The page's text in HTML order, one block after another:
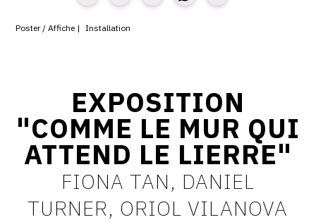
À PROPOS
L'ÉQUIPE OAM
À PROPOS D'OAM
Poster / Affiche Installation
EXPOSITION
"COMME LE MUR QUI
ATTEND LE LIERRE"
FIONA TAN, DANIEL
TURNER, ORIOL VILANOVA